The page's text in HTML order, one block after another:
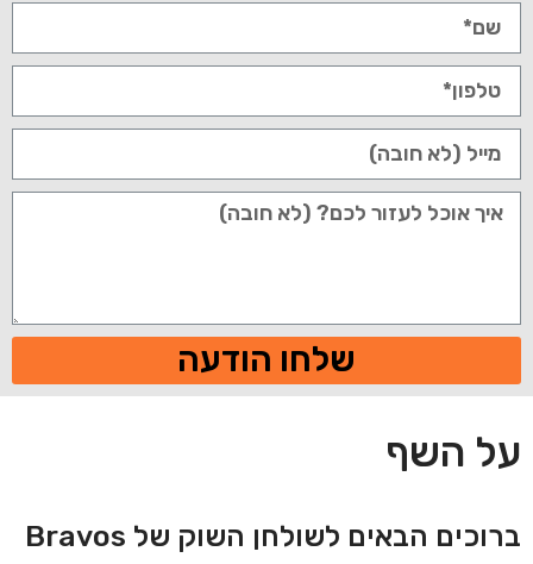
שלחו הודעה
על השף
ברוכים הבאים לשולחן השוק של Bravos